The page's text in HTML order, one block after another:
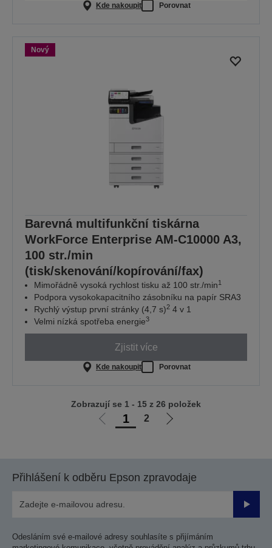
Kde nakoupit Porovnat
Nový
Barevná multifunkční tiskárna
WorkForce Enterprise AM-C10000 A3,
100 str./min
(tisk/skenování/kopírování/fax)
Mimořádně vysoká rychlost tisku až 100 str./min1
Podpora vysokokapacitního zásobníku na papír SRA3
Rychlý výstup první stránky (4,7 s)2 4 v 1
Velmi nízká spotřeba energie3
Zjistit více
Kde nakoupit Porovnat
Jít
1 2
Jít
Zobrazují se 1 - 15 z 26 položek
Přihlášení k odběru Epson zpravodaje
Odesláním své e-mailové adresy souhlasíte s přijímáním